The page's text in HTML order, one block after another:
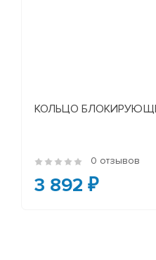
КОЛЬЦО
0 отзывов
3 892 ₽